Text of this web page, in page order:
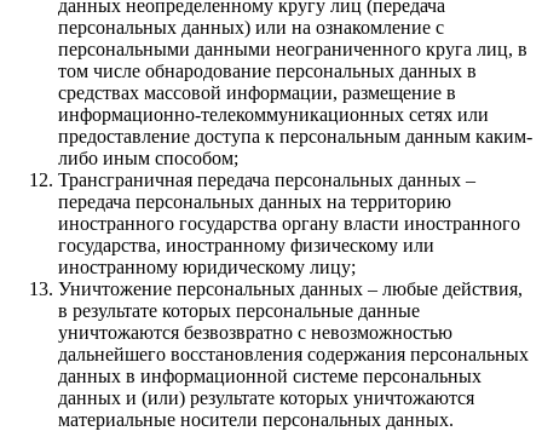
данных неопределенному кругу лиц (передача
персональных данных) или на ознакомление с
персональными данными неограниченного круга лиц, в
том числе обнародование персональных данных в
средствах массовой информации, размещение в
информационно-телекоммуникационных сетях или
предоставление доступа к персональным данным каким-
либо иным способом;
Трансграничная передача персональных данных –
передача персональных данных на территорию
иностранного государства органу власти иностранного
государства, иностранному физическому или
иностранному юридическому лицу;
Уничтожение персональных данных – любые действия,
в результате которых персональные данные
уничтожаются безвозвратно с невозможностью
дальнейшего восстановления содержания персональных
данных в информационной системе персональных
данных и (или) результате которых уничтожаются
материальные носители персональных данных.